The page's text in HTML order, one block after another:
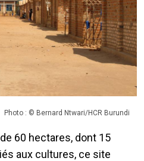
Photo : © Bernard Ntwari/HCR Burundi
60 hectares, dont 15
aux cultures, ce site